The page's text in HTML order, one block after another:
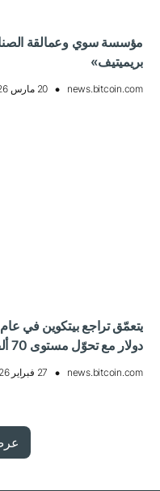
مؤسسة سوي وعمالقة
بريميتيف»
news.bitcoin.com 20 مارس 2026 02:45, UTC
دولار مع تحوّل مستوى 70 ألف دولار إلى “فراغ في الطلب”
news.bitcoin.com 27 فبراير 2026 11:15, UTC